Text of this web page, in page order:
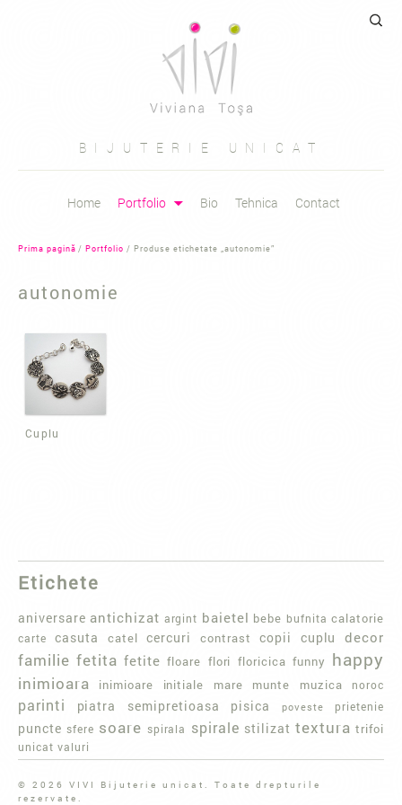
BIJUTERIE UNICAT
Sari
Home Portfolio Bio Tehnica Contact
Caută
Prima pagină /Portfolio / Produse etichetate „autonomie”
autonomie
Cuplu
Etichete
aniversare antichizat argint baietel bebe bufnita calatorie
carte casuta catel cercuri contrast copii cuplu decor
familie fetita fetite floare flori floricica funny happy
inimioara inimioare initiale mare munte muzica noroc
parinti piatra semipretioasa pisica poveste prietenie
puncte sfere soare spirala spirale stilizat textura trifoi
unicat valuri
© 2026 VIVI Bijuterie unicat. Toate drepturile
rezervate.